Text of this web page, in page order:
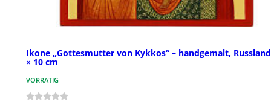
Ikone „Gottesmutter von Kykkos“ – handgemalt,
× 10 cm
VORRÄTIG